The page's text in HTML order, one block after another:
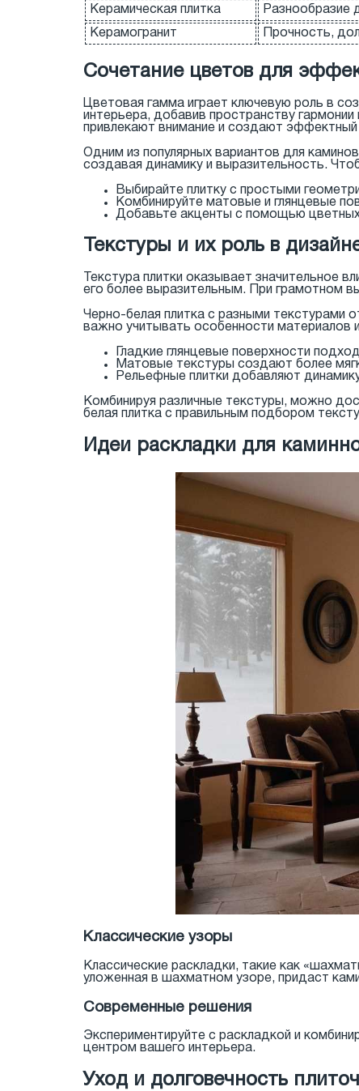
Керамическая плитка
Разнообразие
Керамогранит Прочность,
Сочетание цветов для
Цветовая гамма играет ключевую роль в
интерьера, добавив пространству
привлекают внимание и создают эффектный
Одним из популярных вариантов для
создавая динамику и выразительность.
Выбирайте плитку с простыми
Комбинируйте матовые и глянцевые
Добавьте акценты с помощью цветных
Текстуры и их роль в
Текстура плитки оказывает значительное
его более выразительным. При грамотном
Черно-белая плитка с разными текстурами
важно учитывать особенности материалов
Гладкие глянцевые поверхности
Матовые текстуры создают более
Рельефные плитки добавляют
Комбинируя различные текстуры, можно
белая плитка с правильным подбором
Идеи раскладки для
Классические узоры
Классические раскладки, такие как
уложенная в шахматном узоре, придаст
Современные решения
Экспериментируйте с раскладкой и
центром вашего интерьера.
Уход и долговечность